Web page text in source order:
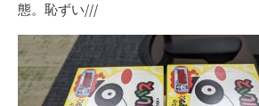
態。恥ずい///